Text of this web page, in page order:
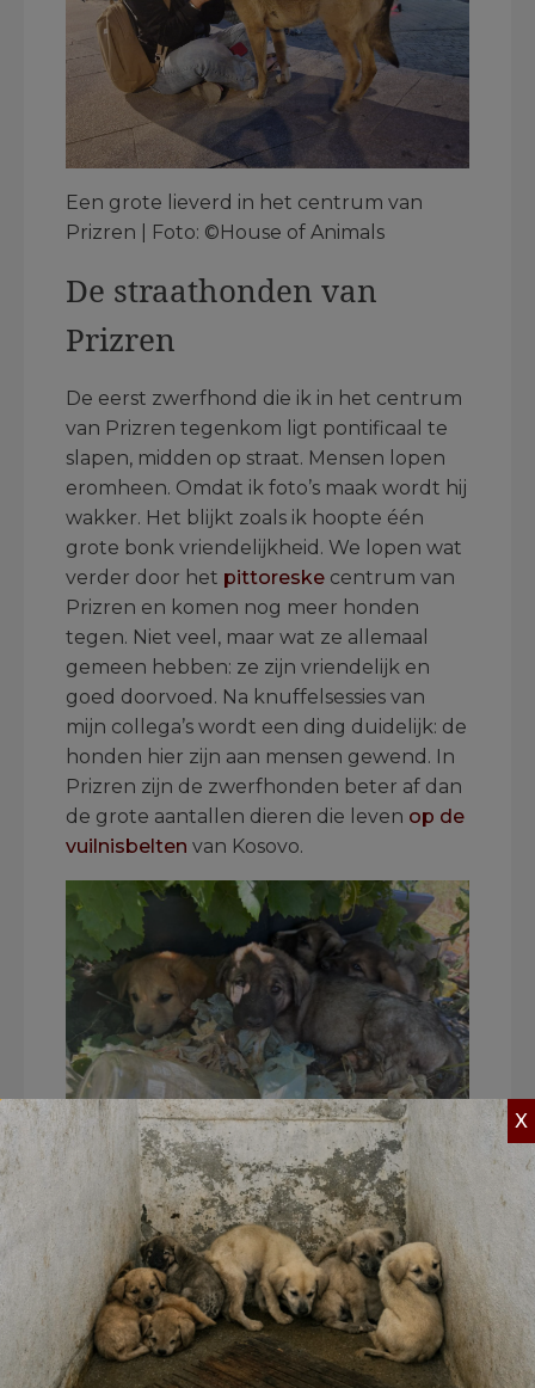
Een grote lieverd in het centrum van
Prizren | Foto: ©House of Animals
De straathonden van
Prizren
De eerst zwerfhond die ik in het centrum
van Prizren tegenkom ligt pontificaal te
slapen, midden op straat. Mensen lopen
eromheen. Omdat ik foto’s maak wordt hij
wakker. Het blijkt zoals ik hoopte één
grote bonk vriendelijkheid. We lopen wat
verder door het pittoreske centrum van
Prizren en komen nog meer honden
tegen. Niet veel, maar wat ze allemaal
gemeen hebben: ze zijn vriendelijk en
goed doorvoed. Na knuffelsessies van
mijn collega’s wordt een ding duidelijk: de
honden hier zijn aan mensen gewend. In
Prizren zijn de zwerfhonden beter af dan
de grote aantallen dieren die leven op de
vuilnisbelten van Kosovo.
Puppy’s op de vuilnisbelt in Peja | Foto:
©House of Animals
In mijn volgende verslag vertel ik meer
over de eerste van1000 operaties, waarbij
we aanwezig waren. Het streven is om in
Kosovo zo veel mogelijk zwerfdieren te
X